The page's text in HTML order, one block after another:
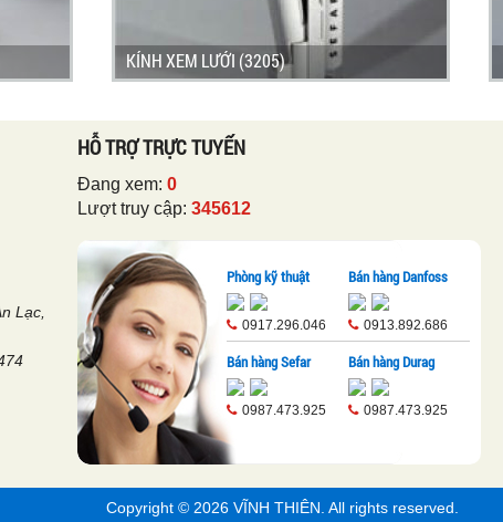
KÍNH XEM LƯỚI (3205)
Lạc,
HỖ TRỢ TRỰC TUYẾN
Đang xem: 0
Lượt truy cập: 345612
Phòng kỹ thuật
0917.296.046
Bán hàng Danfoss
0913.892.686
Bán hàng Sefar
0987.473.925
Bán hàng Durag
0987.473.925
Copyright © 2026 VĨNH THIÊN . All rights reserved.